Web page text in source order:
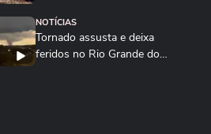
NOTÍCIAS
Tornado assusta e deixa
feridos no Rio Grande do